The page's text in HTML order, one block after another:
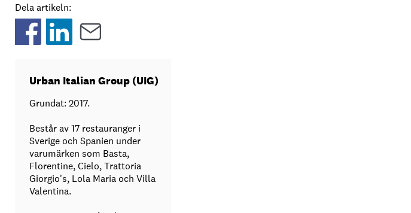
Dela artikeln:
Urban Italian Group (UIG)
Grundat: 2017.
Består av 17 restauranger i
Sverige och Spanien under
varumärken som Basta,
Florentine, Cielo, Trattoria
Giorgio's, Lola Maria och Villa
Valentina.